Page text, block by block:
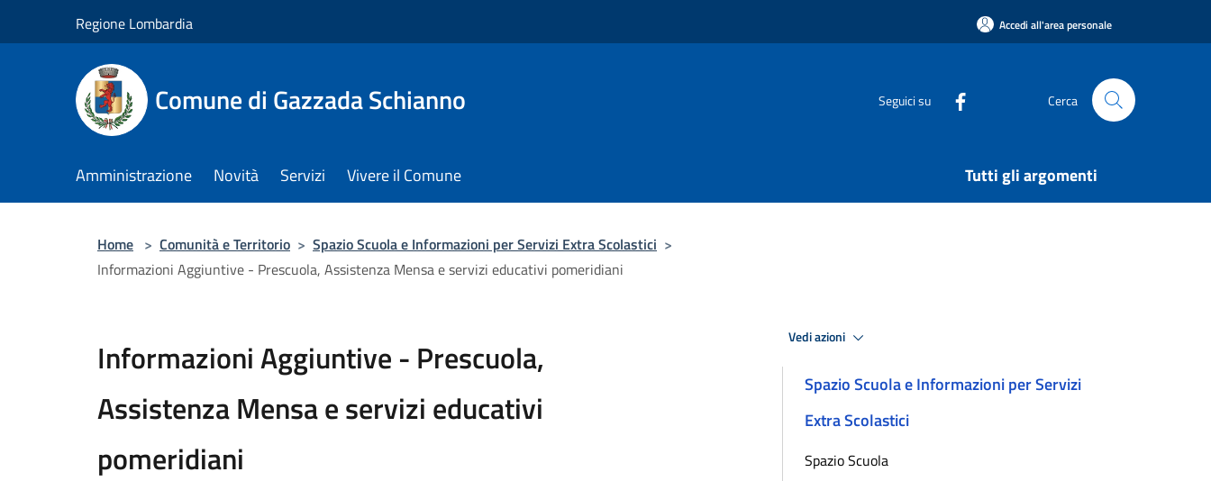
Regione Lombardia Accedi all'area personale
Comune di Gazzada Schianno Seguici su Cerca
Amministrazione Novità Servizi Vivere il Comune Tutti gli argomenti
Home > Comunità e Territorio > Spazio Scuola e Informazioni per Servizi Extra Scolastici >
Informazioni Aggiuntive - Prescuola, Assistenza Mensa e servizi educativi pomeridiani
Informazioni Aggiuntive - Prescuola,
Assistenza Mensa e servizi educativi
pomeridiani
Vedi azioni
Spazio Scuola e Informazioni per Servizi
Extra Scolastici
Spazio Scuola